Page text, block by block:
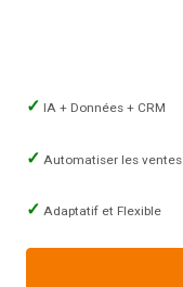
IA + Données + CRM
Automatiser les ventes
Adaptatif et Flexible